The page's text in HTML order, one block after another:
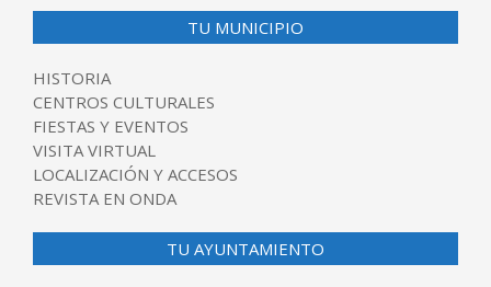
TU MUNICIPIO
HISTORIA
CENTROS CULTURALES
FIESTAS Y EVENTOS
VISITA VIRTUAL
LOCALIZACIÓN Y ACCESOS
REVISTA EN ONDA
TU AYUNTAMIENTO